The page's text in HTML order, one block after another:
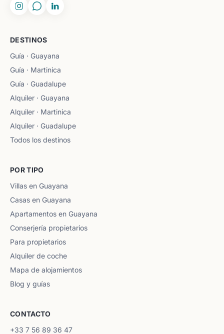
DESTINOS
Guía · Guayana
Guía · Martinica
Guía · Guadalupe
Alquiler · Guayana
Alquiler · Martinica
Alquiler · Guadalupe
Todos los destinos
POR TIPO
Villas en Guayana
Casas en Guayana
Apartamentos en Guayana
Conserjería propietarios
Para propietarios
Alquiler de coche
Mapa de alojamientos
Blog y guías
CONTACTO
+33 7 56 89 36 47